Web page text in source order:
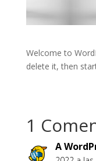
Welcome to
delete it, then
1
A